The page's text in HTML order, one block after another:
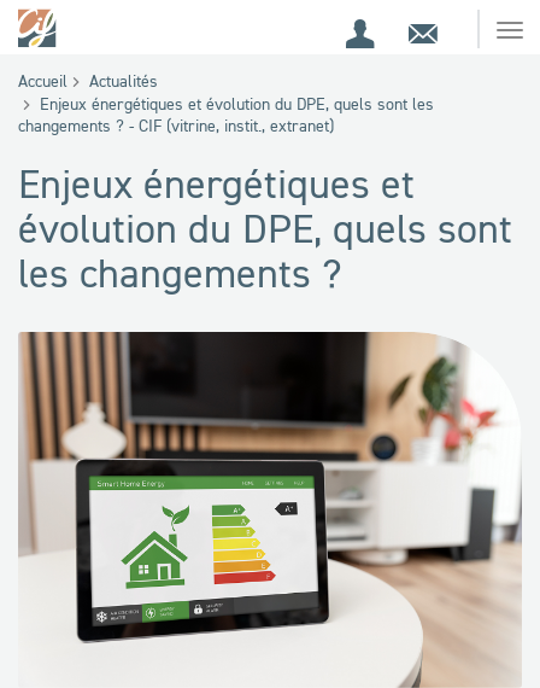
de
recherche
EspaceContact
Accueil
Actualités
Enjeux énergétiques et évolution du DPE, quels sont les
changements ? - CIF (vitrine, instit., extranet)
Enjeux énergétiques et
évolution du DPE, quels sont
les changements ?